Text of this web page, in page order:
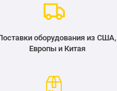
оборудования из США,
Европы и Китая